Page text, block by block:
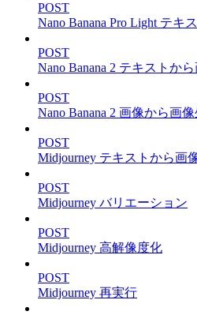
POST
Nano Banana Pro Light テキ
POST
Nano Banana 2 テキストか
POST
Nano Banana 2 画像から画
POST
Midjourney テキストから画
POST
Midjourney バリエーション
POST
Midjourney 高解像度化
POST
Midjourney 再実行